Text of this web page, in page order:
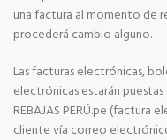
una factura al momento de
procederá cambio alguno.
Las facturas electrónicas,
electrónicas estarán
REBAJAS PERÚ.pe (factura
cliente vía correo